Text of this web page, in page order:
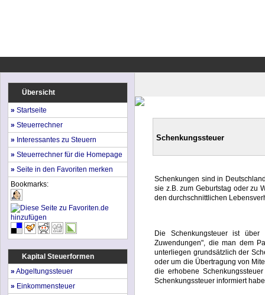
Übersicht
» Startseite
» Steuerrechner
» Interessantes zu Steuern
» Steuerrechner für die Homepage
» Seite in den Favoriten merken
Bookmarks:
Kapital Steuerformen
» Abgeltungssteuer
» Einkommensteuer
Schenkungssteuer
Schenkungen sind in
sie z.B. zum Geburtstag oder zu
den durchschnittlichen
Die Schenkungsteuer ist
Zuwendungen", die man dem
unterliegen grundsätzlich der
oder um die Übertragung von
die erhobene
Schenkungssteuer informiert